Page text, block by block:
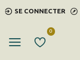
SE CONNECTER
0